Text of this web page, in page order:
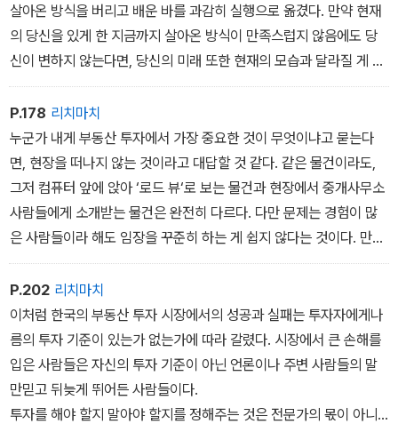
살아온 방식을 버리고 배운 바를 과감히 실행으로 옮겼다. 만약 현재
의 당신을 있게 한 지금까지 살아온 방식이 만족스럽지 않음에도 당
신이 변하지 않는다면, 당신의 미래 또한 현재의 모습과 달라질 게 없
을 것이다. 더 나은 미래를 꿈꾼다면 당신이 변해야 한다. 세상이나 국
가, 당신의 상사, 심지어 당신의 배우자가 변하길 기대하지 마라. 그들
은 크게달라지지 않겠지만 당신이 변하면 전혀 다른 미래를 맞이할
수 있다.
P.178 리치마치
누군가 내게 부동산 투자에서 가장 중요한 것이 무엇이냐고 묻는다
면, 현장을 떠나지 않는 것이라고 대답할 것 같다. 같은 물건이라도,
그저 컴퓨터 앞에 앉아 ‘로드 뷰‘로 보는 물건과 현장에서 중개사무소
사람들에게 소개받는 물건은 완전히 다르다. 다만 문제는 경험이 많
은 사람들이라 해도 임장을 꾸준히 하는 게 쉽지 않다는 것이다. 만약
경제적 자유를 누리기 위해 부동산 투자를 제대로 해보기로 했다면,
꾸준한 임장을 위한 가장 좋은 방법은 다른 사람과 약속을 잡는 것이
다. 마음이 잘 맞는 동료를 정해서 함께 임장을 다니기로 약속해두면,
개인의의지적 노력보다 훨씬 강력한 동기부여가 된다. 또 같은 현장
에서 동일한 물건을 보더라도 사람마다 보는 관점이 다르기 때문에
서로 의견을교류하게 된다면 임장의 효과가 배가 될 수 있다.
P.202 리치마치
이처럼 한국의 부동산 투자 시장에서의 성공과 실패는 투자자에게나
름의 투자 기준이 있는가 없는가에 따라 갈렸다. 시장에서 큰 손해를
입은 사람들은 자신의 투자 기준이 아닌 언론이나 주변 사람들의 말
만믿고 뒤늦게 뛰어든 사람들이다.
투자를 해야 할지 말아야 할지를 정해주는 것은 전문가의 몫이 아니